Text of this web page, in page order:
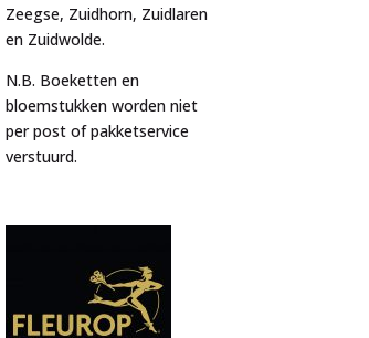
Zeegse, Zuidhorn, Zuidlaren
en Zuidwolde.
N.B. Boeketten en
bloemstukken worden niet
per post of pakketservice
verstuurd.